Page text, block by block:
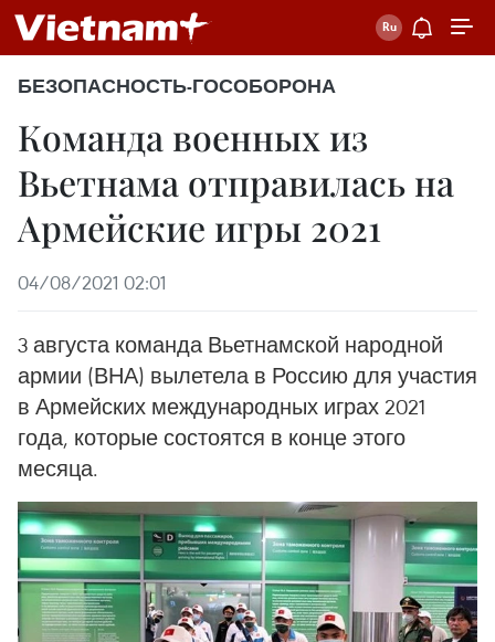
БЕЗОПАСНОСТЬ-ГОСОБОРОНА
Команда военных из
Вьетнама отправилась на
Армейские игры 2021
04/08/2021 02:01
3 августа команда Вьетнамской народной
армии (ВНА) вылетела в Россию для участия
в Армейских международных играх 2021
года, которые состоятся в конце этого
месяца.